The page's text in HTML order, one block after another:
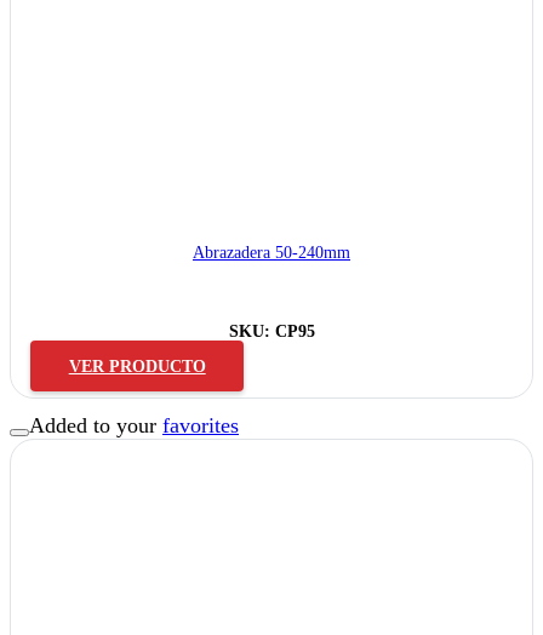
Abrazadera 50-240mm
SKU: CP95
VER PRODUCTO
Added to your favorites